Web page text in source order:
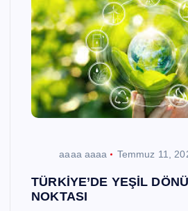
aaaa aaaa Temmuz 11,
TÜRKİYE’DE YEŞİL
NOKTASI